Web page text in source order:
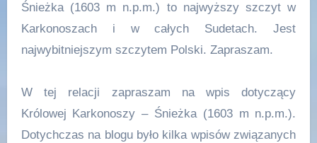
Śnieżka (1603 m n.p.m.) to najwyższy szczyt w
Karkonoszach i w całych Sudetach. Jest
najwybitniejszym szczytem Polski. Zapraszam.
W tej relacji zapraszam na wpis dotyczący
Królowej Karkonoszy – Śnieżka (1603 m n.p.m.).
Dotychczas na blogu było kilka wpisów związanych